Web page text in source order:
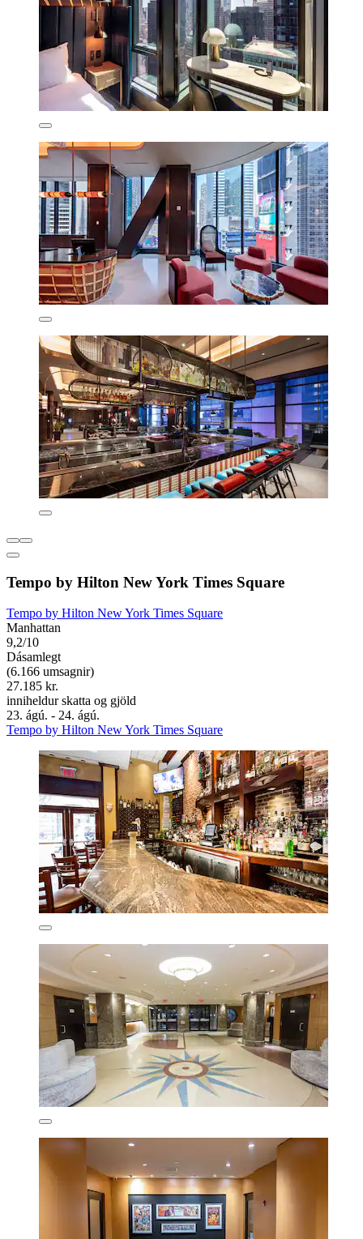
Tempo by Hilton New York Times Square
Tempo by Hilton New York Times Square
Manhattan
9,2/10
Dásamlegt
(6.166 umsagnir)
27.185 kr.
inniheldur skatta og gjöld
23. ágú. - 24. ágú.
Tempo by Hilton New York Times Square